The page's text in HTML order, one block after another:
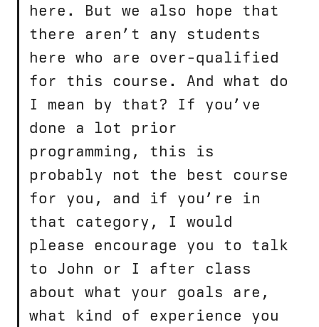
here. But we also hope that
there aren’t any students
here who are over-qualified
for this course. And what do
I mean by that? If you’ve
done a lot prior
programming, this is
probably not the best course
for you, and if you’re in
that category, I would
please encourage you to talk
to John or I after class
about what your goals are,
what kind of experience you